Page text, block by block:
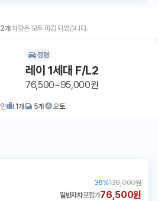
2개 차량은 모두 마감 되었습니다.
경형
레이 1세대 F/L2
76,500~95,000원
인 1개 5개 오토
36%120,000원
일반자차포함가76,500원